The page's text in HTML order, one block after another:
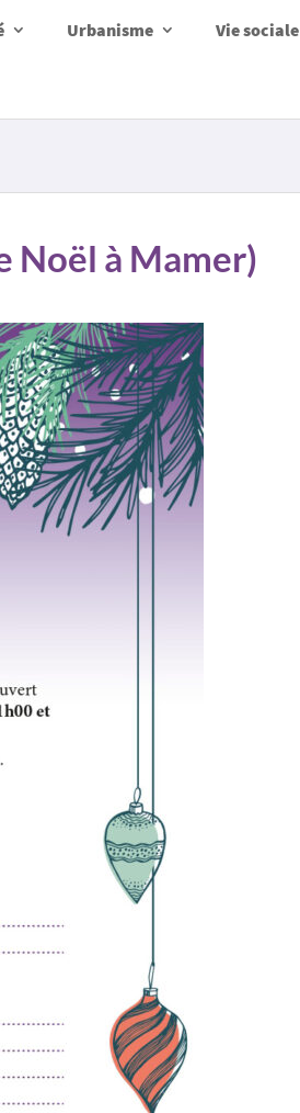
Urbanisme Vie sociale
Noël à Mamer)